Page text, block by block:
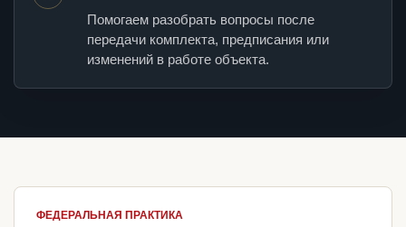
Помогаем разобрать вопросы после
передачи комплекта, предписания или
изменений в работе объекта.
ФЕДЕРАЛЬНАЯ ПРАКТИКА